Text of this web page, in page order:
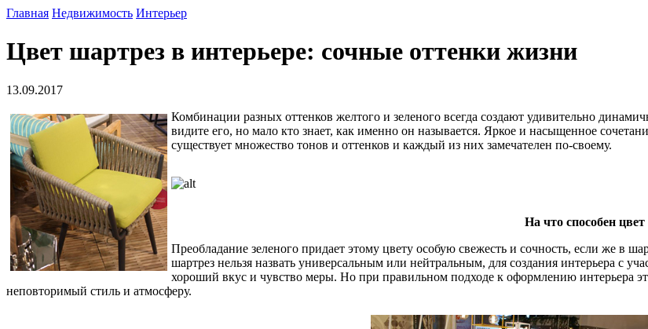
Главная Недвижимость Интерьер
Цвет шартрез в интерьере: сочные оттенки жизни
13.09.2017
Комбинации разных оттенков желтого и зеленого всегда создают удивительно
видите его, но мало кто знает, как именно он называется. Яркое и насыщенное
существует множество тонов и оттенков и каждый из них замечателен по-своему.
На что способен
Преобладание зеленого придает этому цвету особую свежесть и сочность, если же в
шартрез нельзя назвать универсальным или нейтральным, для создания интерьера с
хороший вкус и чувство меры. Но при правильном подходе к оформлению интерьера
неповторимый стиль и атмосферу.